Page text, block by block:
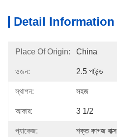
Detail Information
Place Of Origin: China
ওজন: 2.5 পাউন্ড
স্থাপন: সহজ
আকার: 3 1/2
প্যাকেজ: শক্ত কাগজ বাক্স